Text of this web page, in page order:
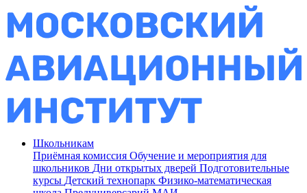
Школьникам
Приёмная комиссия Обучение и мероприятия для
школьников Дни открытых дверей Подготовительные
курсы Детский технопарк Физико-математическая